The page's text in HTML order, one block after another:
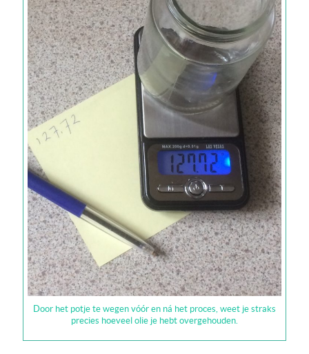
Door het potje te wegen vóór en ná het proces, weet je straks
precies hoeveel olie je hebt overgehouden.